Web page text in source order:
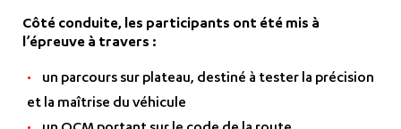
Côté conduite, les participants ont été mis à
l’épreuve à travers :
un parcours sur plateau, destiné à tester la précision
et la maîtrise du véhicule